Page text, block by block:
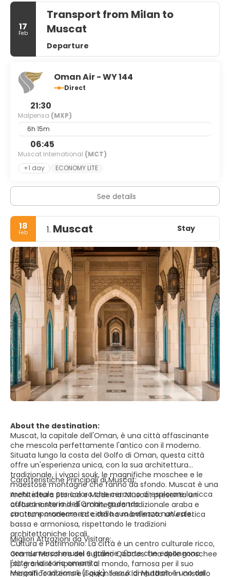
17
Feb
Transport from Milan to
Muscat
Departure
Oman Air - WY 144
Direct
21:30
Malpensa (MXP)
6h 15m
06:45
Muscat International (MCT)
+1 day
ECONOMY LITE
See details
18
Feb 1. Muscat Stay
About the destination:
Muscat, la capitale dell'Oman, è una città affascinante
che mescola perfettamente l'antico con il moderno.
Situata lungo la costa del Golfo di Oman, questa città
offre un'esperienza unica, con la sua architettura
tradizionale, i vivaci souk, le magnifiche moschee e le
maestose montagne che fanno da sfondo. Muscat è una
meta ideale per coloro che cercano di esplorare la ricca
cultura e storia dell'Oman, godendo
contemporaneamente della sua bellezza naturale.
Caratteristiche Principali di Muscat:
Architettura Storica e Moderna:Muscat presenta un
affascinante mix di architettura tradizionale araba e
strutture moderne. La città ha mantenuto un'estetica
bassa e armoniosa, rispettando le tradizioni
architettoniche locali.
Cultura e Patrimonio:La città è un centro culturale ricco,
con numerosi musei e gallerie d'arte che espongono
l'arte e la storia omanita.
Mercati Tradizionali (Souk):Il souk di Muttrah è uno dei
Migliori Attrazioni da Visitare:
Grande Moschea del Sultano Qaboos:Una delle moschee
più grandi e imponenti al mondo, famosa per il suo
magnifico interno e il gigantesco lampadario in cristallo